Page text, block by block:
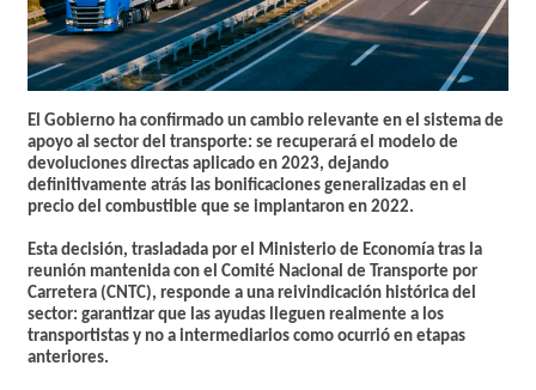
El Gobierno ha confirmado un cambio relevante en el sistema de
apoyo al sector del transporte: se recuperará el modelo de
devoluciones directas aplicado en 2023, dejando
definitivamente atrás las bonificaciones generalizadas en el
precio del combustible que se implantaron en 2022.
Esta decisión, trasladada por el Ministerio de Economía tras la
reunión mantenida con el Comité Nacional de Transporte por
Carretera (CNTC), responde a una reivindicación histórica del
sector: garantizar que las ayudas lleguen realmente a los
transportistas y no a intermediarios como ocurrió en etapas
anteriores.